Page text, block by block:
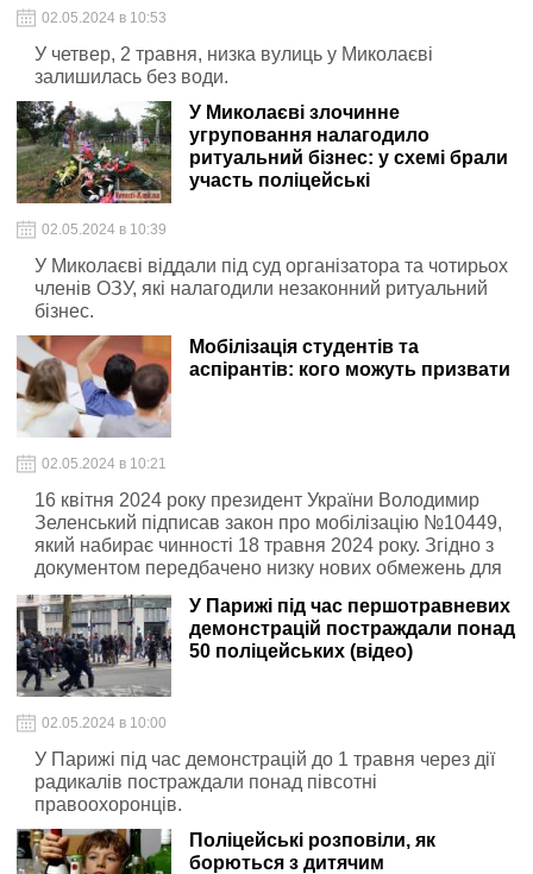
02.05.2024 в 10:53
У четвер, 2 травня, низка вулиць у Миколаєві
залишилась без води.
У Миколаєві злочинне
угруповання налагодило
ритуальний бізнес: у схемі брали
участь поліцейські
02.05.2024 в 10:39
У Миколаєві віддали під суд організатора та чотирьох
членів ОЗУ, які налагодили незаконний ритуальний
бізнес.
Мобілізація студентів та
аспірантів: кого можуть призвати
02.05.2024 в 10:21
16 квітня 2024 року президент України Володимир
Зеленський підписав закон про мобілізацію №10449,
який набирає чинності 18 травня 2024 року. Згідно з
документом передбачено низку нових обмежень для
військовозобов'язаних
У Парижі під час першотравневих
демонстрацій постраждали понад
50 поліцейських (відео)
02.05.2024 в 10:00
У Парижі під час демонстрацій до 1 травня через дії
радикалів постраждали понад півсотні
правоохоронців.
Поліцейські розповіли, як
борються з дитячим